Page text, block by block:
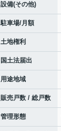
設備(その他)
駐車場/月額
土地権利
国土法届出
用途地域
販売戸数 / 総戸数
管理形態